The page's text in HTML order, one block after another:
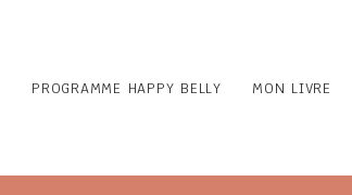
PROGRAMME HAPPY BELLY MON LIVRE